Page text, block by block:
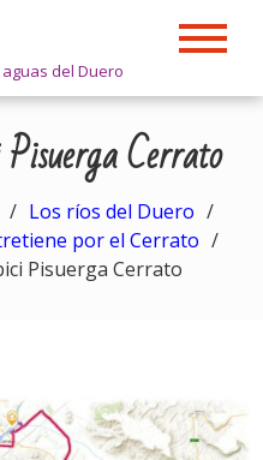
del Duero
Cerrato
Los ríos del Duero
por el Cerrato
Pisuerga Cerrato